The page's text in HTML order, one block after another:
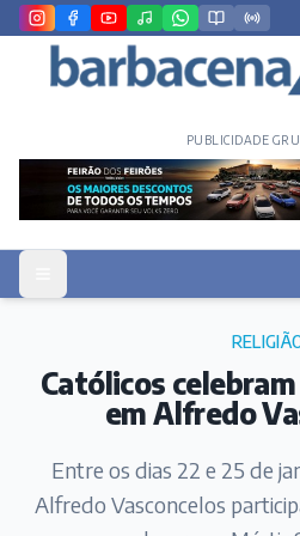
PUBLICIDADE
Católicos
em Alfredo
Entre os dias 22 e 25 de
Alfredo Vasconcelos